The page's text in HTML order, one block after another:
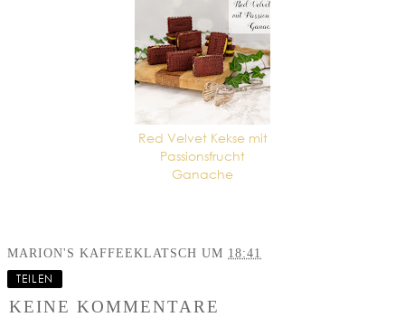
Red Velvet Kekse mit
Passionsfrucht
Ganache
MARION'S KAFFEEKLATSCH UM 18:41
TEILEN
KEINE KOMMENTARE